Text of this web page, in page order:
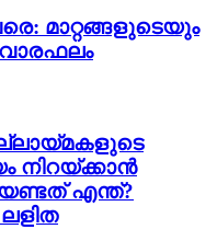
മാറ്റങ്ങളുടെയും
നിറയ്ക്കാൻ
എന്ത്?